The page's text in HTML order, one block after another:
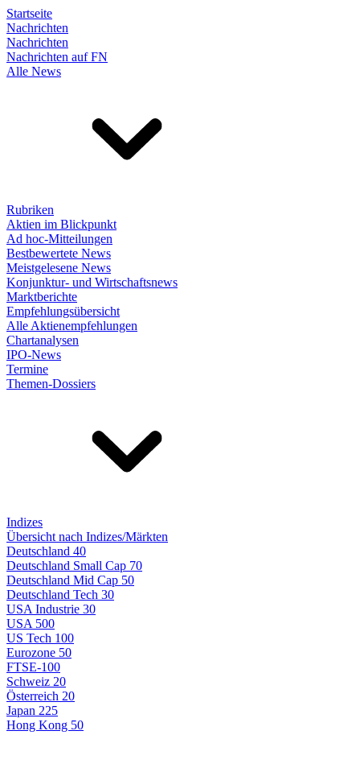
Startseite
Nachrichten
Nachrichten
Nachrichten auf FN
Alle News
Rubriken
Aktien im Blickpunkt
Ad hoc-Mitteilungen
Bestbewertete News
Meistgelesene News
Konjunktur- und Wirtschaftsnews
Marktberichte
Empfehlungsübersicht
Alle Aktienempfehlungen
Chartanalysen
IPO-News
Termine
Themen-Dossiers
Indizes
Übersicht nach Indizes/Märkten
Deutschland 40
Deutschland Small Cap 70
Deutschland Mid Cap 50
Deutschland Tech 30
USA Industrie 30
USA 500
US Tech 100
Eurozone 50
FTSE-100
Schweiz 20
Österreich 20
Japan 225
Hong Kong 50